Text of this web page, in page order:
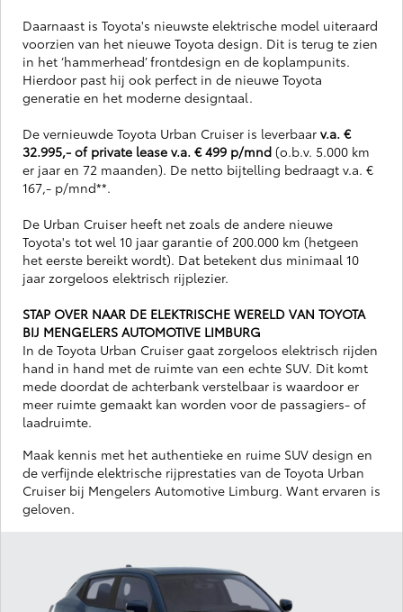
Daarnaast is Toyota's nieuwste elektrische model uiteraard
voorzien van het nieuwe Toyota design. Dit is terug te zien
in het ‘hammerhead’ frontdesign en de koplampunits.
Hierdoor past hij ook perfect in de nieuwe Toyota
generatie en het moderne designtaal.
De vernieuwde Toyota Urban Cruiser is leverbaar v.a. €
32.995,- of private lease v.a. € 499 p/mnd (o.b.v. 5.000 km
er jaar en 72 maanden). De netto bijtelling bedraagt v.a. €
167,- p/mnd**.
De Urban Cruiser heeft net zoals de andere nieuwe
Toyota's tot wel 10 jaar garantie of 200.000 km (hetgeen
het eerste bereikt wordt). Dat betekent dus minimaal 10
jaar zorgeloos elektrisch rijplezier.
STAP OVER NAAR DE ELEKTRISCHE WERELD VAN TOYOTA
BIJ MENGELERS AUTOMOTIVE LIMBURG
In de Toyota Urban Cruiser gaat zorgeloos elektrisch rijden
hand in hand met de ruimte van een echte SUV. Dit komt
mede doordat de achterbank verstelbaar is waardoor er
meer ruimte gemaakt kan worden voor de passagiers- of
laadruimte.
Maak kennis met het authentieke en ruime SUV design en
de verfijnde elektrische rijprestaties van de Toyota Urban
Cruiser bij Mengelers Automotive Limburg. Want ervaren is
geloven.